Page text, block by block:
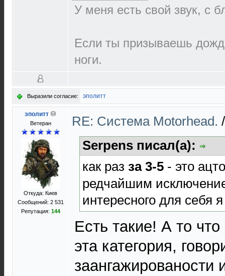
У меня есть свой звук, с
Если ты призываешь
ноги.
Выразили согласие: эполитт
эполитт
Ветеран
Откуда: Киев
Сообщений: 2 531
Репутация: 144
RE: Cистема Motorhead.
Serpens писал(а):
как раз за 3-5 - это
редчайшим
интересного для себя
Есть такие! А то
эта категория,
заангажированости